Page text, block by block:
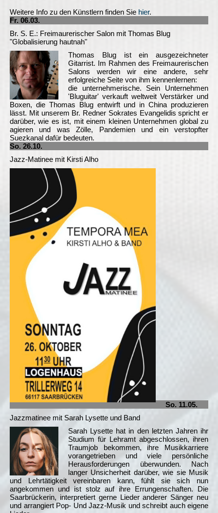
Weitere Info zu den Künstlern finden Sie hier.
Fr. 06.03.
Br. S. E.: Freimaurerischer Salon mit Thomas Blug
"Globalisierung hautnah"
Thomas Blug ist ein ausgezeichneter
Gitarrist. Im Rahmen des Freimaurerischen
Salons werden wir eine andere, sehr
erfolgreiche Seite von ihm kennenlernen:
die unternehmerische. Sein Unternehmen
'Bluguitar' verkauft weltweit Verstärker und
Boxen, die Thomas Blug entwirft und in China produzieren
lässt. Mit unserem Br. Redner Sokrates Evangelidis spricht er
darüber, wie es ist, mit einem kleinen Unternehmen global zu
agieren und was Zölle, Pandemien und ein verstopfter
Suezkanal dafür bedeuten.
So. 26.10.
Jazz-Matinee mit Kirsti Alho
So. 11.05.
Jazzmatinee mit Sarah Lysette und Band
Sarah Lysette hat in den letzten Jahren ihr
Studium für Lehramt abgeschlossen, ihren
Traumjob bekommen, ihre Musikkarriere
vorangetrieben und viele persönliche
Herausforderungen überwunden. Nach
langer Unsicherheit darüber, wie sie Musik
und Lehrtätigkeit vereinbaren kann, fühlt sie sich nun
angekommen und ist stolz auf ihre Errungenschaften. Die
Saarbrückerin, interpretiert gerne Lieder anderer Sänger neu
und arrangiert Pop- Und Jazz-Musik und schreibt auch eigene